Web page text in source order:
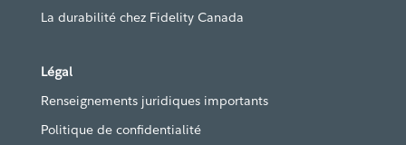
La durabilité chez Fidelity Canada
Légal
Renseignements juridiques importants
Politique de confidentialité